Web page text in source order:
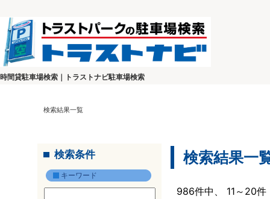
時間貸駐車場検索｜トラストナビ駐車場検索
検索結果一覧
検索条件
キーワード
検索結果一
986件中、 11～20